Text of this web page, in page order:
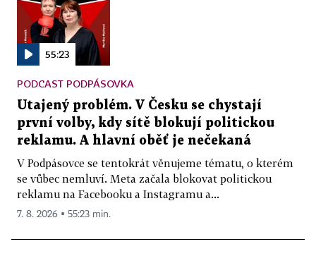
55:23
PODCAST PODPÁSOVKA
Utajený problém. V Česku se chystají
první volby, kdy sítě blokují politickou
reklamu. A hlavní oběť je nečekaná
V Podpásovce se tentokrát věnujeme tématu, o kterém
se vůbec nemluví. Meta začala blokovat politickou
reklamu na Facebooku a Instagramu a...
7. 8. 2026 ▪ 55:23 min.